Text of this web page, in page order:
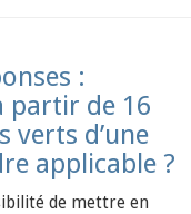
:
partir de 16
verts d’une
applicable ?
de mettre en